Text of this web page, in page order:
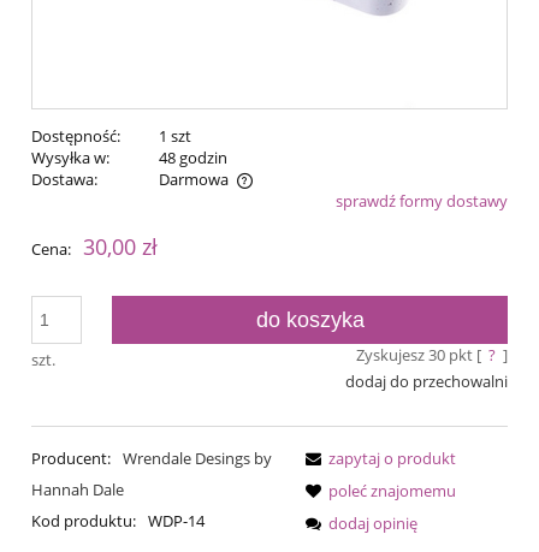
Dostępność:
1 szt
Wysyłka w:
48 godzin
Dostawa:
Darmowa
Cena nie zawiera ewentualnych kosztów płatnościsprawdź formy dostawy
Cena: 30,00 zł
szt.
do koszyka
Zyskujesz30pkt [ ? ]
dodaj do przechowalni
Producent: Wrendale Desings by
Hannah Dale
Kod produktu: WDP-14
zapytaj o produkt
poleć znajomemu
dodaj opinię